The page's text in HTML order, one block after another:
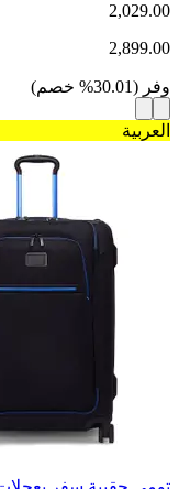
2,029.00
2,899.00
وفر (
30.01
% خصم)
العربية